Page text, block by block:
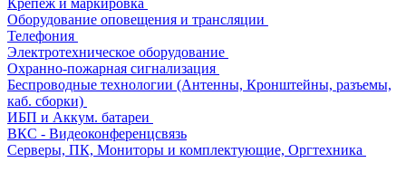
Крепёж и маркировка
Оборудование оповещения и трансляции
Телефония
Электротехническое оборудование
Охранно-пожарная сигнализация
Беспроводные технологии (Антенны, Кронштейны, разъемы,
каб. сборки)
ИБП и Аккум. батареи
ВКС - Видеоконференцсвязь
Серверы, ПК, Мониторы и комплектующие, Оргтехника